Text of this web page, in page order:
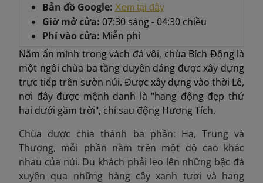
Bản đồ Google: Xem tại đây
Giờ mở cửa: 07:30 sáng - 04:30 chiều
Phí vào cửa: Miễn phí
Nằm ẩn mình trong vách đá vôi, chùa Bích Động là
một ngôi chùa ba tầng duyên dáng được xây dựng
trực tiếp trên sườn núi. Được xây dựng vào thời Lê,
nơi đây được mệnh danh là "hang động đẹp thứ
hai dưới gầm trời", chỉ sau động Hương Tích.
Chùa được chia thành ba phần: Hạ, Trung và
Thượng, mỗi phần nằm trên một độ cao khác
nhau của núi. Du khách phải leo lên những bậc đá
xuyên qua những hàng cây xanh tươi và hang